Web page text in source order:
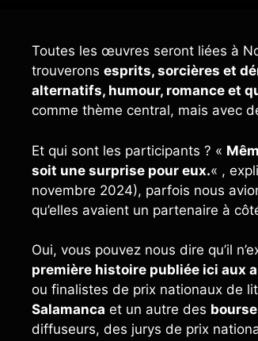
Toutes les œuvres seront liées à
trouverons esprits, sorcières et
alternatifs, humour, romance et
comme thème central, mais avec
Et qui sont les participants ? «
soit une surprise pour eux.« ,
novembre 2024), parfois nous
qu’elles avaient un partenaire à
Oui, vous pouvez nous dire qu’il
première histoire publiée ici aux
ou finalistes de prix nationaux de
Salamanca et un autre des
diffuseurs, des jurys de prix